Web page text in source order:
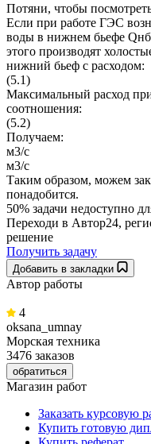
Потяни, чтобы
Если при работе ГЭС
воды в нижнем бьефе
этого производят
нижний бьеф с расходом:
(5.1)
Максимальный расход
соотношения:
(5.2)
Получаем:
м3/с
м3/с
Таким образом, можем
понадобится.
50% задачи недоступно
Переходи в Автор24,
решение
Получить задачу
Добавить в закладки
Автор работы
4
oksana_umnay
Морская техника
3476 заказов
обратиться
Магазин работ
Заказать курсовую
Купить готовую